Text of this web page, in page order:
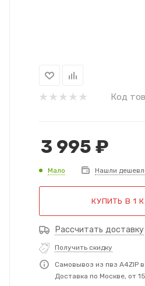
Код
3 995 ₽
Мало Нашли
КУПИТЬ В 1
Рассчитать доставку
Получить скидку
Самовывоз из пвз A4ZIP
Доставка по Москве, от